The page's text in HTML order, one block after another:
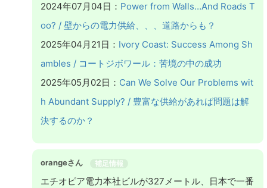
2024年07月04日： Power from Walls…And Roads T
oo? / 壁からの電力供給、、、道路からも？
2025年04月21日： Ivory Coast: Success Among Sh
ambles / コートジボワール：苦境の中の成功
2025年05月02日： Can We Solve Our Problems wit
h Abundant Supply? / 豊富な供給があれば問題は解
決するのか？
orangeさん 補足情報
エチオピア電力本社ビルが327メートル、日本で一番